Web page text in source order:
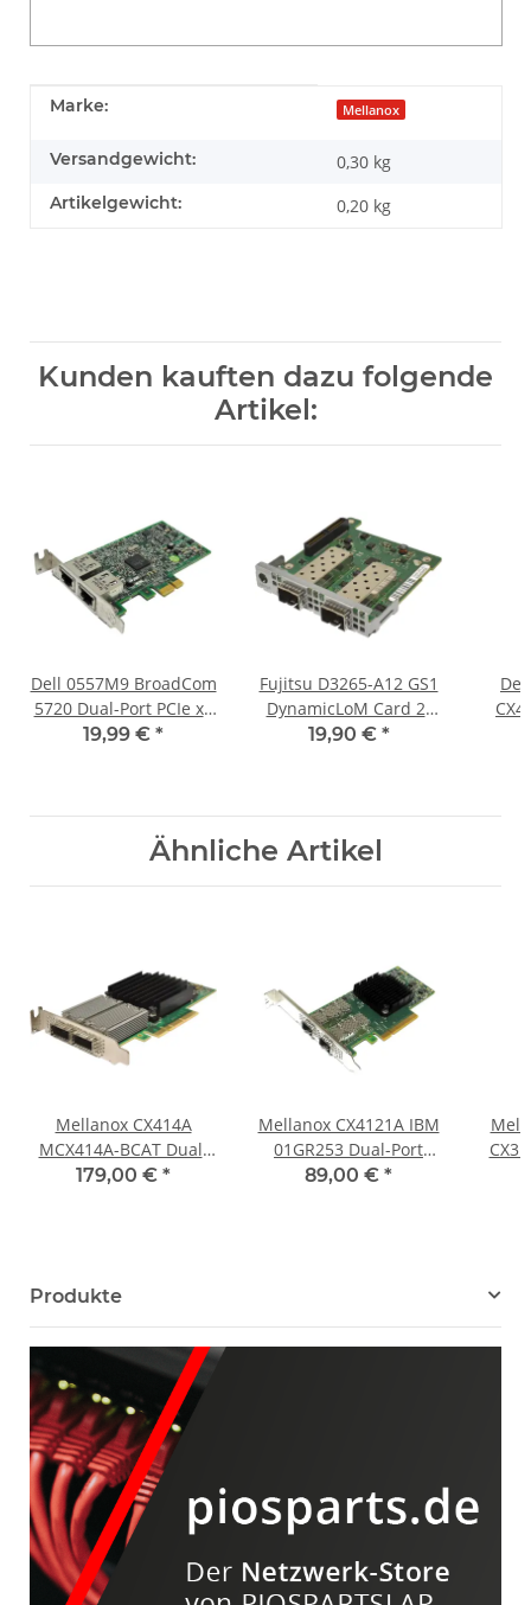
Produkteigenschaft
Wert
Marke: Mellanox
Versandgewicht: 0,30 kg
Artikelgewicht: 0,20 kg
Kunden kauften dazu folgende
Artikel:
Dell 0557M9 BroadCom
5720 Dual-Port PCIe x1
GbE Netzwerkkarte LP
19,99 € *
Fujitsu D3265-A12 GS1
DynamicLoM Card 2-
Port SFP+ 10Gb
19,90 € *
Ähnliche Artikel
Mellanox CX414A
MCX414A-BCAT Dual-
Port QSFP28 PCle x8 3.0
179,00 € *
Mellanox CX4121A IBM
01GR253 Dual-Port
SFP28 PCIe x8 3.0
89,00 € *
Produkte